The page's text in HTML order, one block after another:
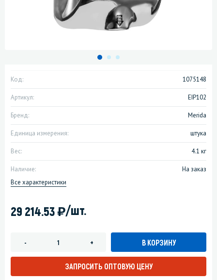
Код: 1075148
Артикул: EIP102
Бренд: Merida
Единица измерения: штука
Вес: 4.1 кг
Наличие:
На заказ
Все характеристики
29 214.53)/шт.
- + В КОРЗИНУ
ЗАПРОСИТЬ ОПТОВУЮ ЦЕНУ